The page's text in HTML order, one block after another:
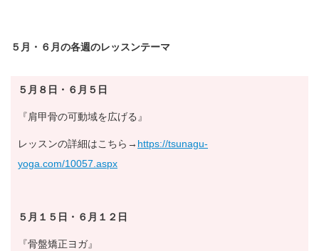
５月・６月の各週のレッスンテーマ
５月８日・６月５日
『肩甲骨の可動域を広げる』
レッスンの詳細はこちら→ https://tsunagu-
yoga.com/10057.aspx
５月１５日・６月１２日
『骨盤矯正ヨガ』